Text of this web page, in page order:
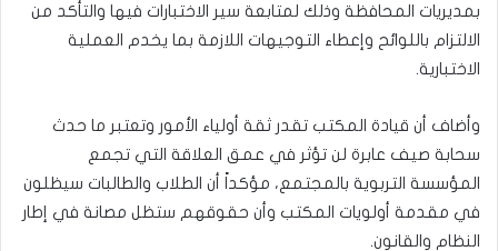
بمديريات المحافظة وذلك لمتابعة سير الاختبارات فيها والتأكد من
الالتزام باللوائح وإعطاء التوجيهات اللازمة بما يخدم العملية
الاختبارية.
وأضاف أن قيادة المكتب تقدر ثقة أولياء الأمور وتعتبر ما حدث
سحابة صيف عابرة لن تؤثر في عمق العلاقة التي تجمع
المؤسسة التربوية بالمجتمع، مؤكداً أن الطلاب والطالبات سيظلون
في مقدمة أولويات المكتب وأن حقوقهم ستظل مصانة في إطار
النظام والقانون.